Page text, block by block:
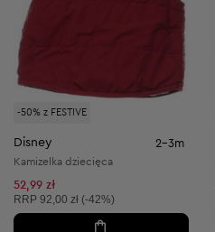
-50% z FESTIVE
Disney 2-3m
Kamizelka dziecięca
52,99 zł
Cena sugerowana:
RRP 92,00 zł (-42%)